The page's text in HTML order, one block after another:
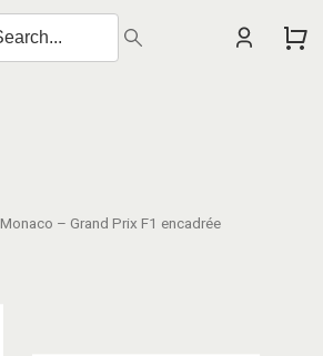
– Grand Prix F1 encadrée